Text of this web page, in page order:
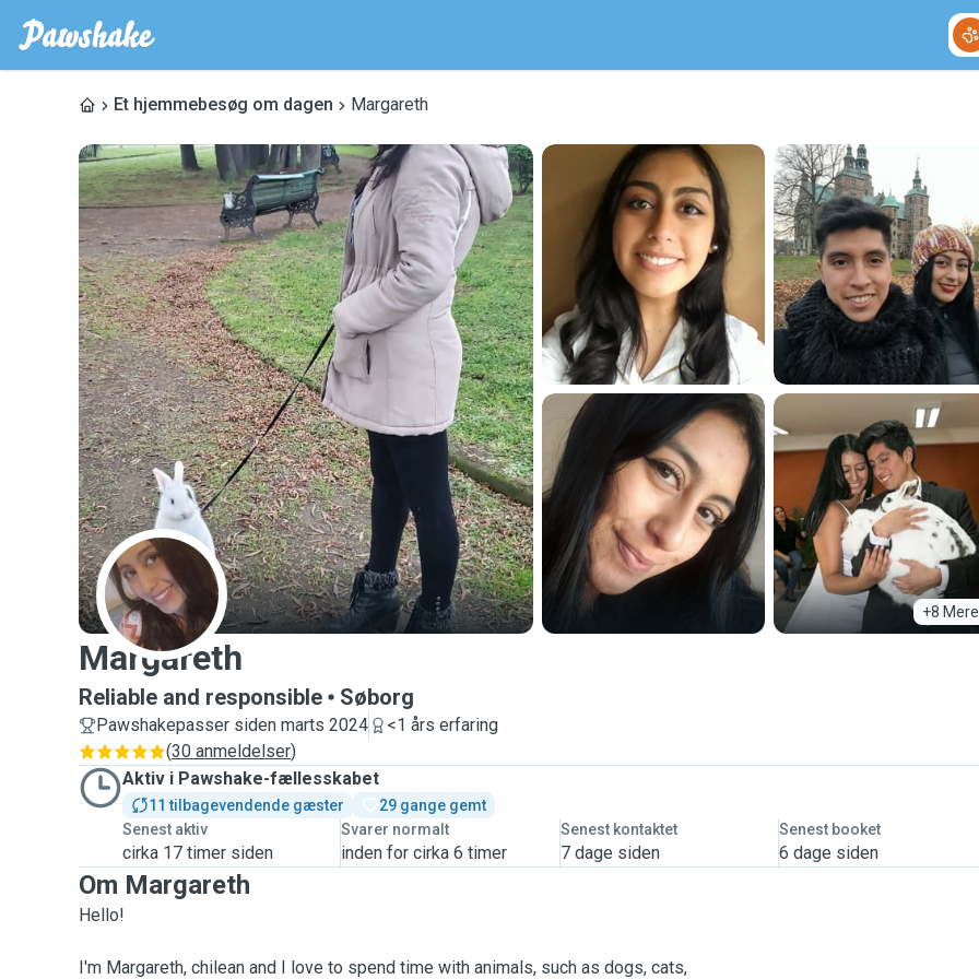
Et hjemmebesøg om dagen Margareth
+8 Mere
M
Margareth
Reliable and responsible Søborg
Pawshakepasser siden marts 2024
<1 års erfaring
(30 anmeldelser)
Aktiv i Pawshake-fællesskabet
11 tilbagevendende gæster
29 gange gemt
Senest aktiv
cirka 17 timer siden
Svarer normalt
inden for cirka 6 timer
Senest kontaktet
7 dage siden
Senest booket
6 dage siden
Om Margareth
Hello!
I'm Margareth, chilean and I love to spend time with animals, such as dogs, cats,